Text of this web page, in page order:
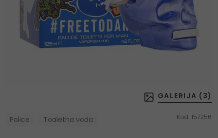
GALERIJA ( 3)
Police Toaletna voda Kod: 157256